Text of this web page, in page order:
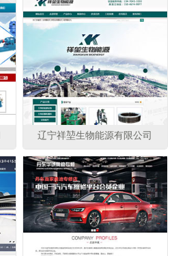
辽宁祥堃生物能源有限公司